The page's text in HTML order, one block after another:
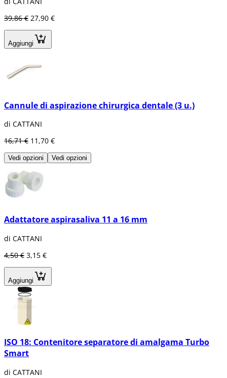
39,86 € 27,90 €
Aggiungi
Cannule di aspirazione chirurgica dentale (3 u.)
di CATTANI
16,71 € 11,70 €
Vedi opzioni Vedi opzioni
Adattatore aspirasaliva 11 a 16 mm
di CATTANI
4,50 € 3,15 €
Aggiungi
ISO 18: Contenitore separatore di amalgama Turbo
Smart
di CATTANI